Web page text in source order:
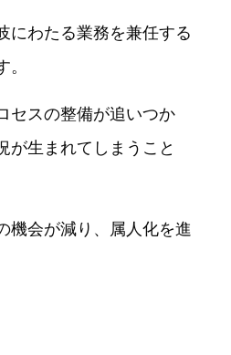
にわたる業務を兼任する
セスの整備が追いつか
が生まれてしまうこと
機会が減り、属人化を進